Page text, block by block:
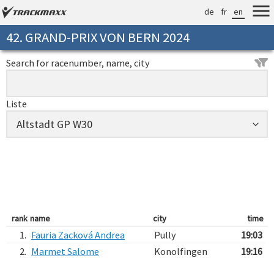
de fr en
42. GRAND-PRIX VON BERN 2024
Search for racenumber, name, city
Liste
rank name city time
1. Fauria Zacková Andrea Pully
19:03
2. Marmet Salome Konolfingen
19:16